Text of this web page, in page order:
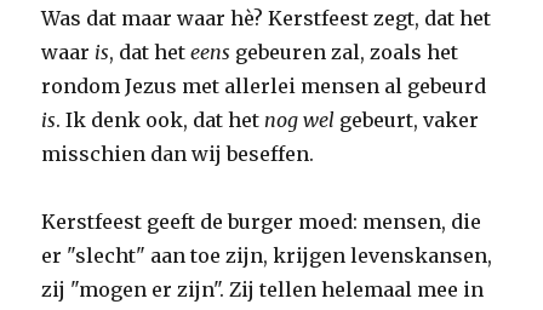
Was dat maar waar hè? Kerstfeest zegt, dat het
waar is, dat heteens gebeuren zal, zoals het
rondom Jezus met allerlei mensen al gebeurd
is. Ik denk ook, dat hetnog wel gebeurt, vaker
misschien dan wij beseffen.
Kerstfeest geeft de burger moed: mensen, die
er "slecht" aan toe zijn, krijgen levenskansen,
zij "mogen er zijn". Zij tellen helemaal mee in